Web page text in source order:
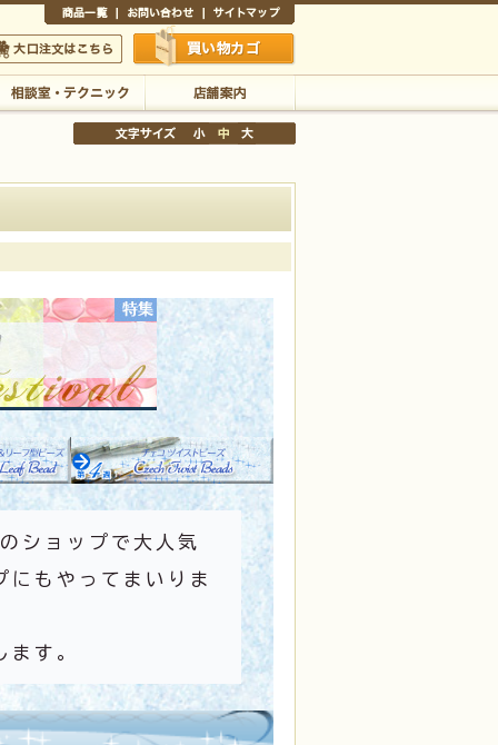
ショップで大人気
にもやってまいりま
す。